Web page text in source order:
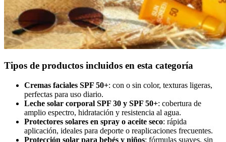
Tipos de productos incluidos en esta categoría
Cremas faciales SPF 50+: con o sin color, texturas ligeras,
perfectas para uso diario.
Leche solar corporal SPF 30 y SPF 50+: cobertura de
amplio espectro, hidratación y resistencia al agua.
Protectores solares en spray o aceite seco: rápida
aplicación, ideales para deporte o reaplicaciones frecuentes.
Protección solar para bebés y niños: fórmulas suaves, sin